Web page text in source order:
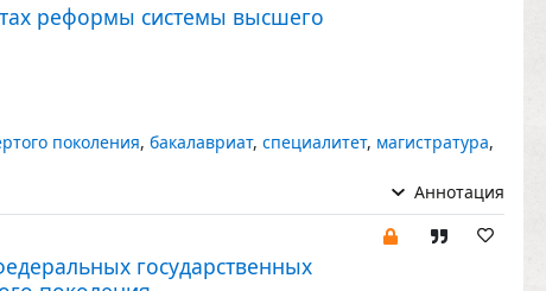
реформы системы высшего
поколения, бакалавриат, специалитет, магистратура,
Аннотация
государственных